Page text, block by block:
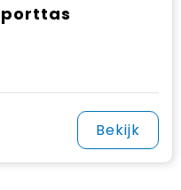
Bekijk